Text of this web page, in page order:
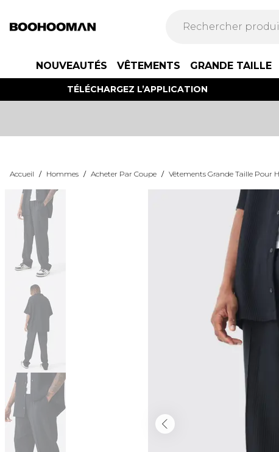
NOUVEAUTÉS VÊTEMENTS GRANDE TAILLE
TÉLÉCHARGEZ L’APPLICATION
Accueil / Hommes / Acheter Par Coupe / Vêtements Grande Taille Pour